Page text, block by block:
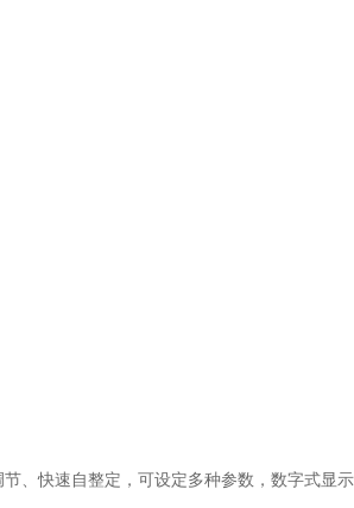
、快速自整定，可设定多种参数，数字式显示